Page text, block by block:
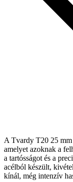
A Tvardy T20 25 mm
amelyet azoknak a
a tartósságot és a
acélból készült,
kínál, még intenzív